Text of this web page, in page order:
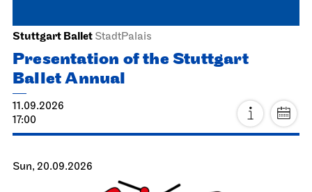
Stuttgart Ballet StadtPalais
Presentation of the Stuttgart
Ballet Annual
11.09.2026
17:00
Sun, 20.09.2026